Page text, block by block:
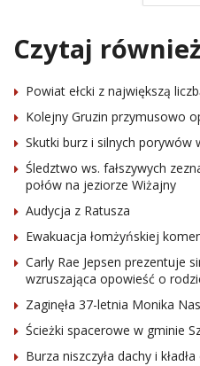
Czytaj
Powiat ełcki z największą
Kolejny Gruzin przymusowo
Skutki burz i silnych porywów
Śledztwo ws. fałszywych
połów na jeziorze Wiżajny
Audycja z Ratusza
Ewakuacja łomżyńskiej
Carly Rae Jepsen prezentuje
wzruszająca opowieść o
Zaginęła 37-letnia Monika
Ścieżki spacerowe w gminie
Burza niszczyła dachy i